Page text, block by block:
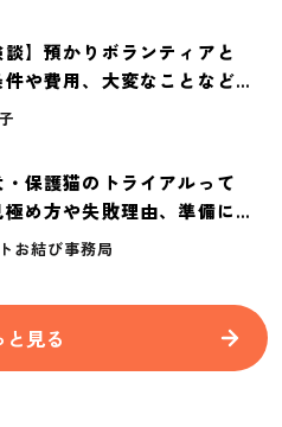
談】預かりボランティアと
件や費用、大変なことなど紹
保護猫のトライアルって
め方や失敗理由、準備に必
のを紹介
お結び事務局
と見る